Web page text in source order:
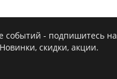
событий - подпишитесь на
скидки, акции.